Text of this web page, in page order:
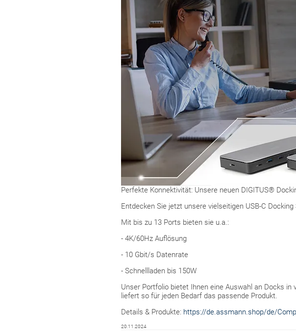
Perfekte Konnektivität: Unsere neuen DIGITUS®
Entdecken Sie jetzt unsere vielseitigen USB-C
Mit bis zu 13 Ports bieten sie u.a.:
- 4K/60Hz Auflösung
- 10 Gbit/s Datenrate
- Schnellladen bis 150W
Unser Portfolio bietet Ihnen eine Auswahl an Docks
liefert so für jeden Bedarf das passende Produkt. ️
Details & Produkte: https://de.assmann.shop/de/
20.11.2024